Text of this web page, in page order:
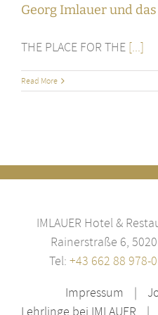
Georg Imlauer und
THE PLACE FOR THE [...]
Read More
IMLAUER Hotel &
Rainerstraße 6,
Tel: +43 662 88 978-0
Impressum
Lehrlinge bei IMLAUER